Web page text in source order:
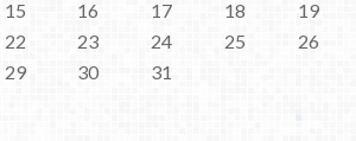
15 16 17 18
19
22 23 24 25
26
29 30
31